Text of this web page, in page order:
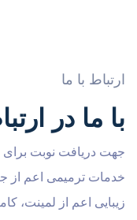
ارتباط با ما
با ما در
جهت دریافت نوبت برای
خدمات ترمیمی اعم از
زیبایی اعم از لمینت،